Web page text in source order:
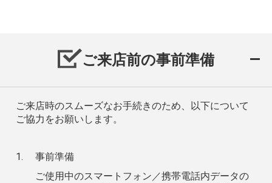
ご来店前の事前準備
ご来店時のスムーズなお手続きのため、以下について
ご協力をお願いします。
事前準備
ご使用中のスマートフォン／携帯電話内データの